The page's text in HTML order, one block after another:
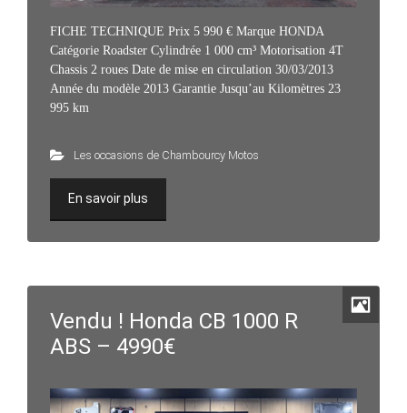
FICHE TECHNIQUE Prix 5 990 € Marque HONDA
Catégorie Roadster Cylindrée 1 000 cm³ Motorisation 4T
Chassis 2 roues Date de mise en circulation 30/03/2013
Année du modèle 2013 Garantie Jusqu’au Kilomètres 23
995 km
Les occasions de Chambourcy Motos
En savoir plus
Vendu ! Honda CB 1000 R
ABS – 4990€